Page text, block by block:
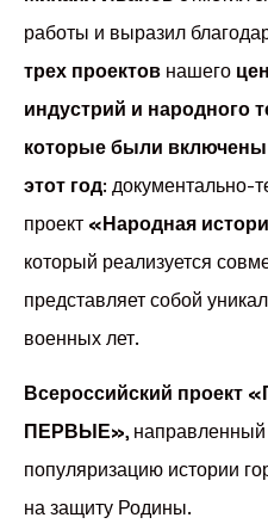
работы и выразил
трех проектов нашего
индустрий и народного
которые были
этот год: документально-
проект «Народная
который реализуется
представляет собой
военных лет.
Всероссийский проект
ПЕРВЫЕ»,
популяризацию истории
на защиту Родины.